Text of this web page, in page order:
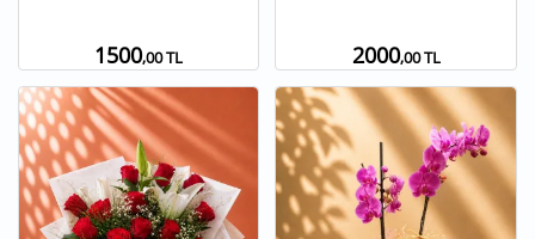
1500,00 TL 2000,00 TL